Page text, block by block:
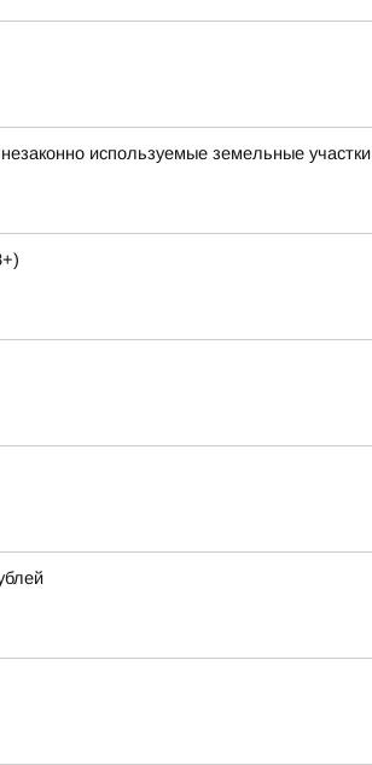
используемые земельные участки